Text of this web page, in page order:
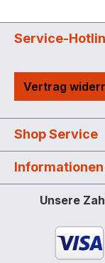
Service-
Vertrag
Shop Service
Informationen
Unsere